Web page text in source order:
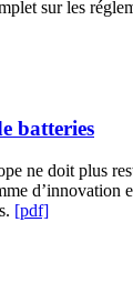
sur les
batteries
ne doit plus
[pdf]